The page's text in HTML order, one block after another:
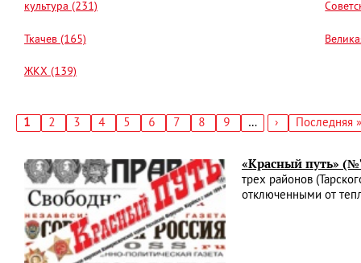
культура (231)
Ткачев (165)
ЖКХ (139)
Текущая
1 Страница
2 Страница
3 Страница
4 Страница
5 Страница
6 Страница
7 Страница
8 Страница
9 …
Следующая
›
Последняя
Последняя »
«Красный путь»
трех районов
отключенными от